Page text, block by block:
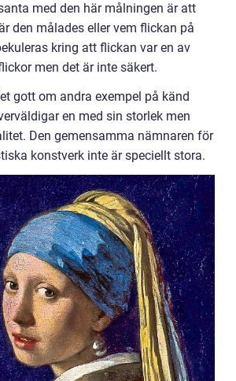
med den här målningen är att
den målades eller vem flickan på
kring att flickan var en av
men det är inte säkert.
gott om andra exempel på känd
en med sin storlek men
Den gemensamma nämnaren för
konstverk inte är speciellt stora.